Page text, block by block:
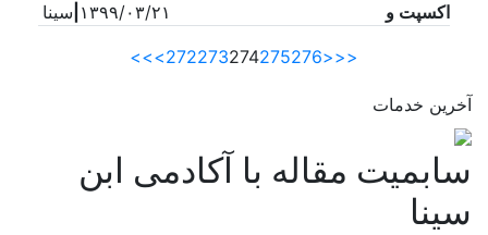
۱۳۹۹/۰۳/۲۱ سینا اکسپت و
<<<272273274275276>>>
آخرین خدمات
سابمیت مقاله با آکادمی ابن
سینا